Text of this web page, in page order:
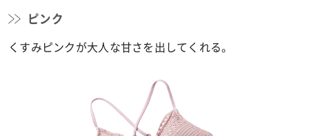
ピンク
くすみピンクが大人な甘さを出してくれる。